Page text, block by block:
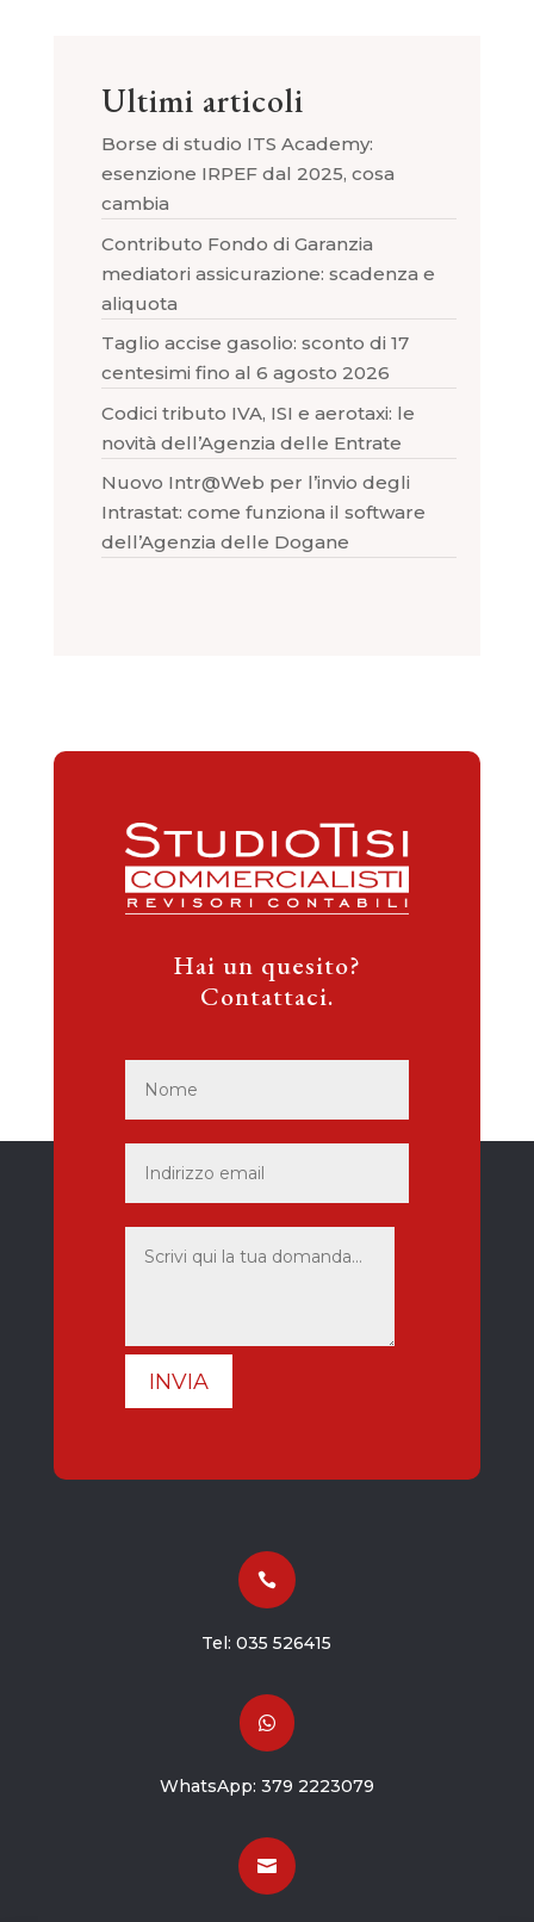
Ultimi articoli
Borse di studio ITS Academy:
esenzione IRPEF dal 2025, cosa
cambia
Contributo Fondo di Garanzia
mediatori assicurazione: scadenza e
aliquota
Taglio accise gasolio: sconto di 17
centesimi fino al 6 agosto 2026
Codici tributo IVA, ISI e aerotaxi: le
novità dell’Agenzia delle Entrate
Nuovo Intr@Web per l’invio degli
Intrastat: come funziona il software
dell’Agenzia delle Dogane
Hai un quesito?
Contattaci.
INVIA

Tel:035 526415

WhatsApp: 379 2223079
